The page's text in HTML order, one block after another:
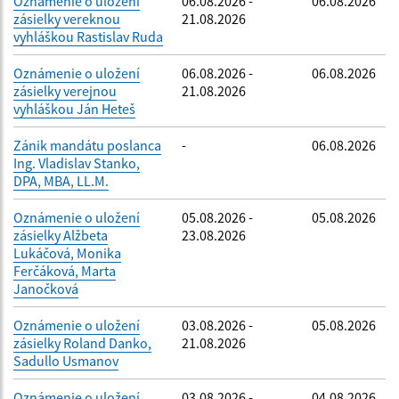
zásielky vereknou
vyhláškou Rastislav Ruda
21.08.2026
Oznámenie o uložení
zásielky verejnou
vyhláškou Ján Heteš
06.08.2026 -
21.08.2026
06.08.2026
Zánik mandátu poslanca
Ing. Vladislav Stanko,
DPA, MBA, LL.M.
- 06.08.2026
Oznámenie o uložení
zásielky Alžbeta
Lukáčová, Monika
Ferčáková, Marta
Janočková
05.08.2026 -
23.08.2026
05.08.2026
Oznámenie o uložení
zásielky Roland Danko,
Sadullo Usmanov
03.08.2026 -
21.08.2026
05.08.2026